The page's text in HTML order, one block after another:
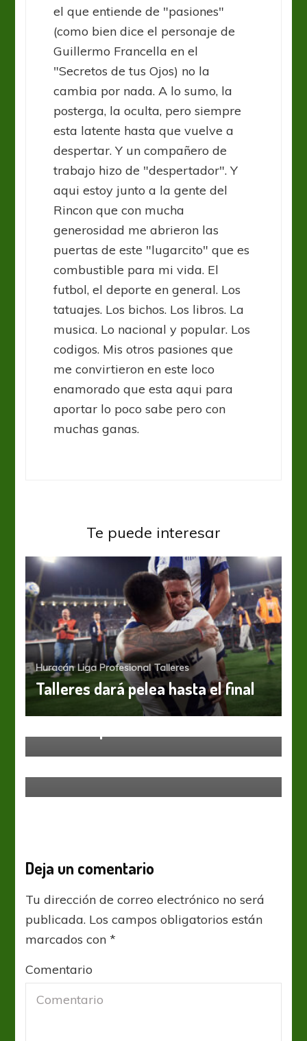
el que entiende de "pasiones"
(como bien dice el personaje de
Guillermo Francella en el
"Secretos de tus Ojos) no la
cambia por nada. A lo sumo, la
posterga, la oculta, pero siempre
esta latente hasta que vuelve a
despertar. Y un compañero de
trabajo hizo de "despertador". Y
aqui estoy junto a la gente del
Rincon que con mucha
generosidad me abrieron las
puertas de este "lugarcito" que es
combustible para mi vida. El
futbol, el deporte en general. Los
tatuajes. Los bichos. Los libros. La
musica. Lo nacional y popular. Los
codigos. Mis otros pasiones que
me convirtieron en este loco
enamorado que esta aqui para
aportar lo poco sabe pero con
muchas ganas.
Te puede interesar
Huracán Liga Profesional Talleres
Talleres dará pelea hasta el final
Liga Profesional
Deja un comentario
Tu dirección de correo electrónico no será
publicada. Los campos obligatorios están
marcados con*
Comentario